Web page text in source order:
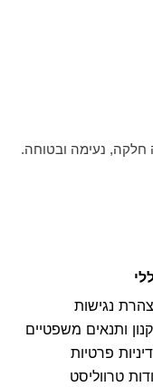
חלקה, נעימה ובטוחה.
נגישות
ותנאים משפטיים
פרטיות
טרווליסט